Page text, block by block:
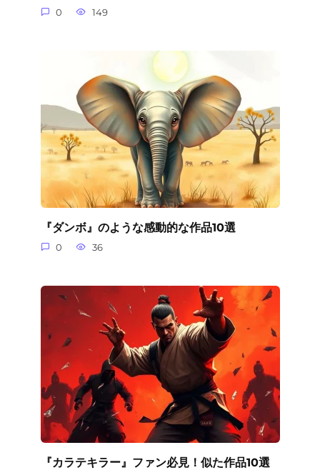
0 149
『ダンボ』のような感動的な作品10選
0 36
『カラテキラー』ファン必見！似た作品10選